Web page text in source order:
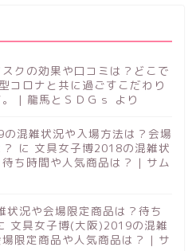
クの効果や口コミは？どこで
コロナと共に過ごすこだわり
| 龍馬とＳＤＧｓ
より
混雑状況や入場方法は？会場
に 文具女子博2018の混雑状
ち時間や人気商品は？ | サム
状況や会場限定商品は？待ち
文具女子博(大阪)2019の混雑
限定商品や人気商品は？ | サ